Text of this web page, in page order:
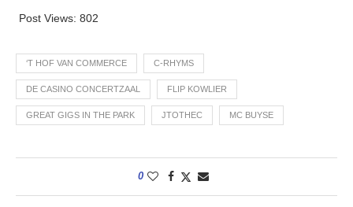
Post Views: 802
‘T HOF VAN COMMERCE C-RHYMS
DE CASINO CONCERTZAAL FLIP KOWLIER
GREAT GIGS IN THE PARK JTOTHEC MC BUYSE
0